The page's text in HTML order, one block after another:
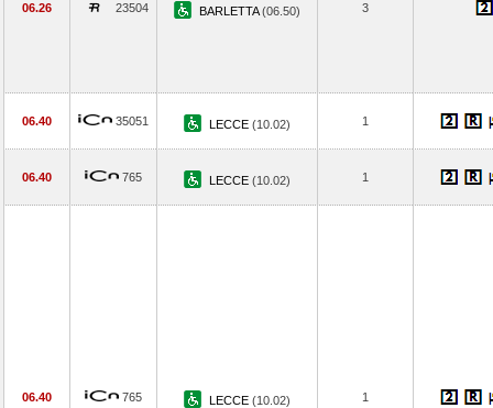
06.26 23504 BARLETTA(06.50) 3
06.40 35051 LECCE (10.02) 1
06.40 765 LECCE (10.02) 1
06.40 765 LECCE (10.02) 1